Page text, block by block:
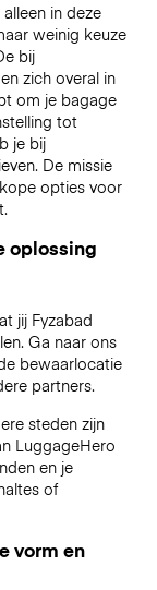
in deze
weinig keuze
bij
zich overal in
om je bagage
tot
je bij
De missie
opties voor
oplossing
jij Fyzabad
Ga naar ons
bewaarlocatie
partners.
steden zijn
LuggageHero
en je
of
vorm en